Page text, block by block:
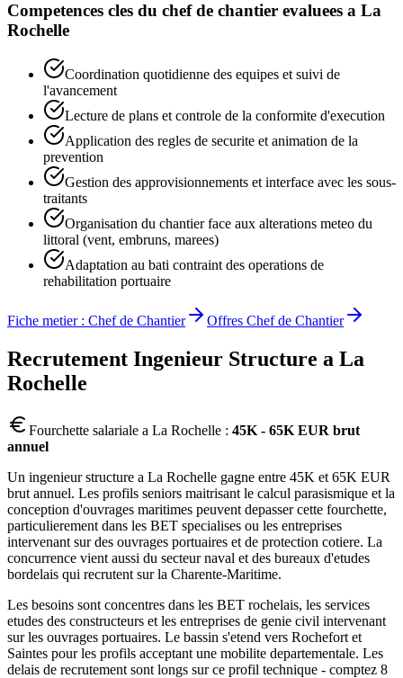
Competences cles du chef de chantier evaluees a La
Rochelle
Coordination quotidienne des equipes et suivi de
l'avancement
Lecture de plans et controle de la conformite d'execution
Application des regles de securite et animation de la
prevention
Gestion des approvisionnements et interface avec les sous-
traitants
Organisation du chantier face aux alterations meteo du
littoral (vent, embruns, marees)
Adaptation au bati contraint des operations de
rehabilitation portuaire
Fiche metier : Chef de Chantier Offres Chef de Chantier
Recrutement Ingenieur Structure a La
Rochelle
Fourchette salariale a La Rochelle : 45K - 65K EUR brut
annuel
Un ingenieur structure a La Rochelle gagne entre 45K et 65K EUR
brut annuel. Les profils seniors maitrisant le calcul parasismique et la
conception d'ouvrages maritimes peuvent depasser cette fourchette,
particulierement dans les BET specialises ou les entreprises
intervenant sur des ouvrages portuaires et de protection cotiere. La
concurrence vient aussi du secteur naval et des bureaux d'etudes
bordelais qui recrutent sur la Charente-Maritime.
Les besoins sont concentres dans les BET rochelais, les services
etudes des constructeurs et les entreprises de genie civil intervenant
sur les ouvrages portuaires. Le bassin s'etend vers Rochefort et
Saintes pour les profils acceptant une mobilite departementale. Les
delais de recrutement sont longs sur ce profil technique - comptez 8